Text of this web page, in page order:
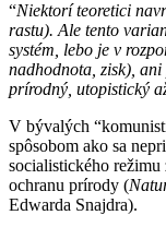
“Niektorí teoretici
rastu). Ale tento
systém, lebo je v
nadhodnota, zisk),
prírodný, utopistický
V bývalých
spôsobom ako sa
socialistického
ochranu prírody (
Edwarda Snajdra).